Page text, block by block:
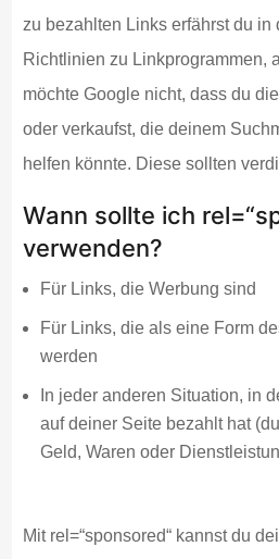
zu bezahlten Links erfährst du in
Richtlinien zu Linkprogrammen,
möchte Google nicht, dass du
oder verkaufst, die deinem
helfen könnte. Diese sollten
Wann sollte ich
verwenden?
Für Links, die Werbung sind
Für Links, die als eine Form
werden
In jeder anderen Situation, in
auf deiner Seite bezahlt hat
Geld, Waren oder
Mit rel=“sponsored“ kannst du